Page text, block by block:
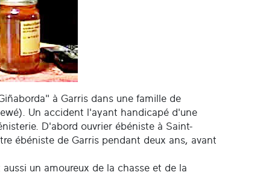
à Garris dans une famille de
Un accident l'ayant handicapé d'une
D'abord ouvrier ébéniste à Saint-
ébéniste de Garris pendant deux ans, avant
un amoureux de la chasse et de la